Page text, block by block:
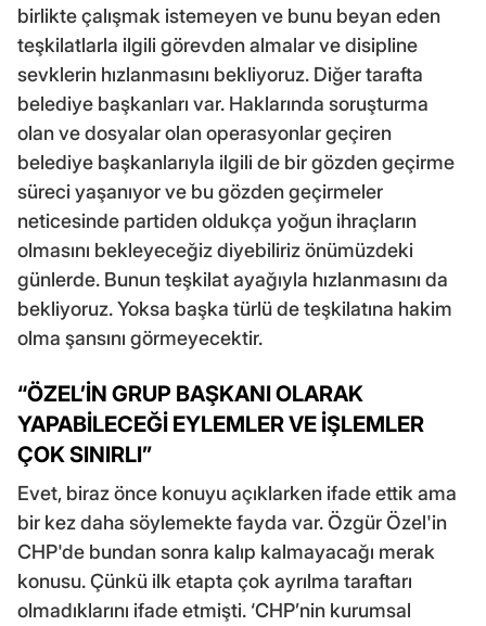
birlikte çalışmak istemeyen ve bunu beyan eden
teşkilatlarla ilgili görevden almalar ve disipline
sevklerin hızlanmasını bekliyoruz. Diğer tarafta
belediye başkanları var. Haklarında soruşturma
olan ve dosyalar olan operasyonlar geçiren
belediye başkanlarıyla ilgili de bir gözden geçirme
süreci yaşanıyor ve bu gözden geçirmeler
neticesinde partiden oldukça yoğun ihraçların
olmasını bekleyeceğiz diyebiliriz önümüzdeki
günlerde. Bunun teşkilat ayağıyla hızlanmasını da
bekliyoruz. Yoksa başka türlü de teşkilatına hakim
olma şansını görmeyecektir.
“ÖZEL’İN GRUP BAŞKANI OLARAK
YAPABİLECEĞİ EYLEMLER VE İŞLEMLER
ÇOK SINIRLI”
Evet, biraz önce konuyu açıklarken ifade ettik ama
bir kez daha söylemekte fayda var. Özgür Özel'in
CHP'de bundan sonra kalıp kalmayacağı merak
konusu. Çünkü ilk etapta çok ayrılma taraftarı
olmadıklarını ifade etmişti. ‘CHP’nin kurumsal